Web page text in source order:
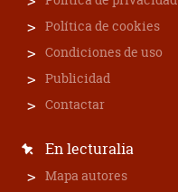
Política de cookies
Condiciones de uso
Publicidad
Contactar
En lecturalia
Mapa autores